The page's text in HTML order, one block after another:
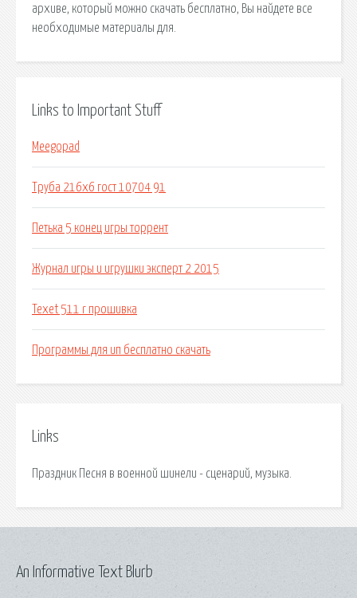
архиве, который можно скачать бесплатно, Вы найдете все
необходимые материалы для.
Links to Important Stuff
Meegopad
Труба 216х6 гост 10704 91
Петька 5 конец игры торрент
Журнал игры и игрушки эксперт 2 2015
Texet 511 r прошивка
Программы для ип бесплатно скачать
Links
Праздник Песня в военной шинели - сценарий, музыка.
An Informative Text Blurb